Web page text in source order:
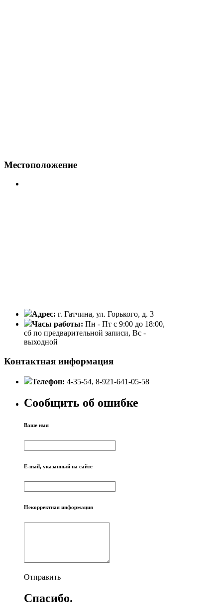
Местоположение
Адрес: г. Гатчина, ул. Горького, д. 3
Часы работы: Пн - Пт с 9:00 до 18:00,
сб по предварительной записи, Вс -
выходной
Контактная информация
Телефон: 4-35-54, 8-921-641-05-58
Сообщить об ошибке
Ваше имя
E-mail, указанный на сайте
Некорректная информация
Отправить
Спасибо.